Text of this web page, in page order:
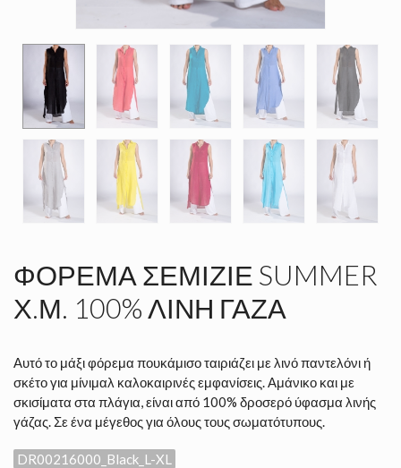
ΦΌΡΕΜΑ ΣΕΜΙΖΙΈ SUMMER
Χ.Μ. 100% ΛΙΝΉ ΓΆΖΑ
Αυτό το μάξι φόρεμα πουκάμισο ταιριάζει με λινό παντελόνι ή
σκέτο για μίνιμαλ καλοκαιρινές εμφανίσεις. Αμάνικο και με
σκισίματα στα πλάγια, είναι από 100% δροσερό ύφασμα λινής
γάζας. Σε ένα μέγεθος για όλους τους σωματότυπους.
DR00216000_Black_L-XL